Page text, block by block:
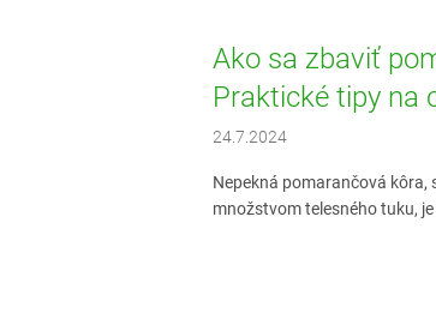
Ako sa zbaviť
Praktické tipy na
24.7.2024
Nepekná pomarančová kôra,
množstvom telesného tuku,